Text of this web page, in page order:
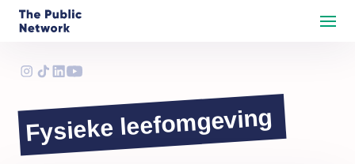
Fysieke leefomgeving